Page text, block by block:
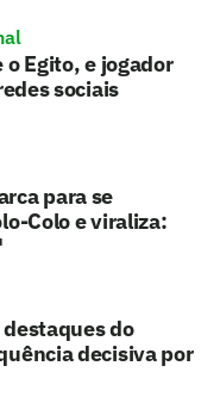
Egito, e jogador
sociais
para se
Colo e viraliza:
do
decisiva por